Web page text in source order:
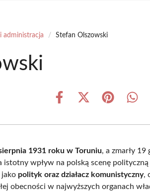
administracja / Stefan Olszowski
Share
Share
(Twitter)
Share
1931 roku w Toruniu, a zmarły 19
istotny wpływ na polską scenę
jako polityk oraz działacz komunistyczny,
obecności w najwyższych organach